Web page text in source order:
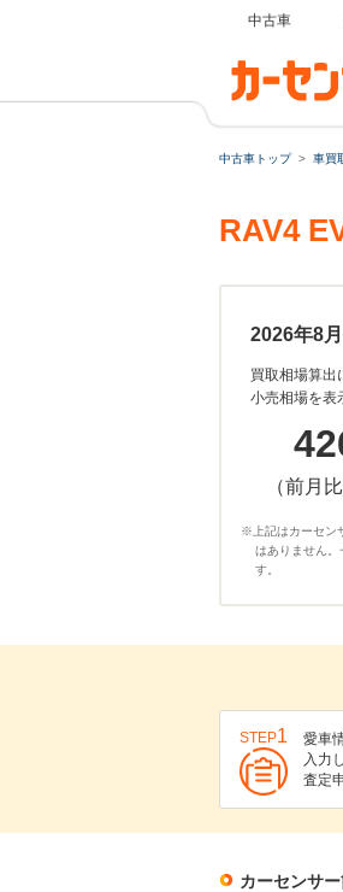
中古車
中古車トップ 車買
RAV4
2026年8
買取相場算出
小売相場を表
（前月
※上記はカーセン
はありません。
す。
STEP1
愛車
入力
査定
カーセンサ